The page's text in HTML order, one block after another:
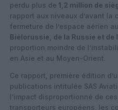
perdu plus de 1,2 million de
rapport aux niveaux d’avant la
fermeture de l’espace aérien
Biélorussie, de la Russie et de
proportion moindre de
en Asie et au Moyen-Orient.
Ce rapport, première édition
publications intitulée SAS
l’impact disproportionné de
transporteurs européens, les